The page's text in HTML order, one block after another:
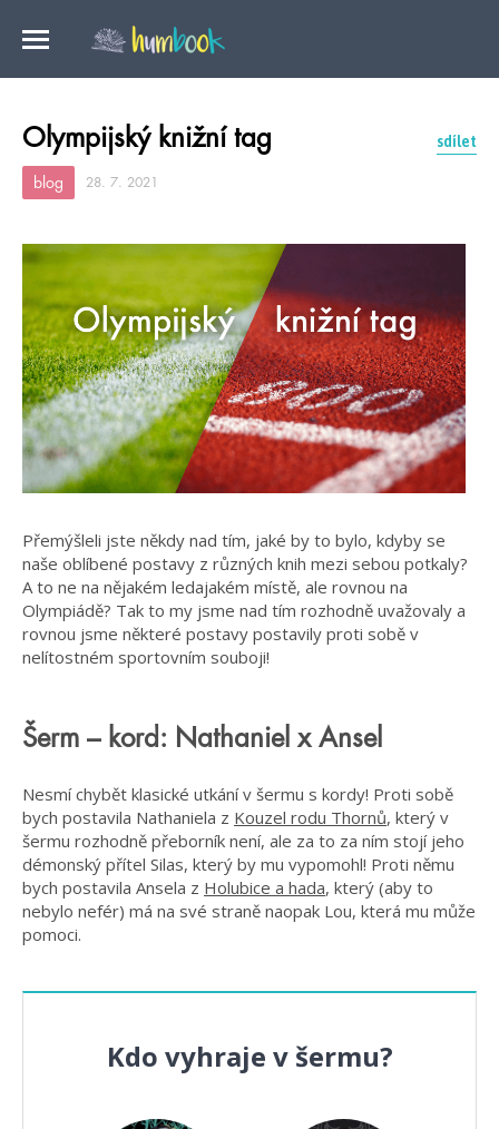
Olympijský knižní tag sdílet
blog 28. 7. 2021
Přemýšleli jste někdy nad tím, jaké by to bylo, kdyby se
naše oblíbené postavy z různých knih mezi sebou potkaly?
A to ne na nějakém ledajakém místě, ale rovnou na
Olympiádě? Tak to my jsme nad tím rozhodně uvažovaly a
rovnou jsme některé postavy postavily proti sobě v
nelítostném sportovním souboji!
Šerm – kord: Nathaniel x Ansel
Nesmí chybět klasické utkání v šermu s kordy! Proti sobě
bych postavila Nathaniela z Kouzel rodu Thornů, který v
šermu rozhodně přeborník není, ale za to za ním stojí jeho
démonský přítel Silas, který by mu vypomohl! Proti němu
bych postavila Ansela z Holubice a hada, který (aby to
nebylo nefér) má na své straně naopak Lou, která mu může
pomoci.
Kdo vyhraje v šermu?